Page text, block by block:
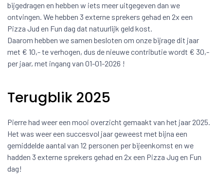
bijgedragen en hebben w iets meer uitgegeven dan we
ontvingen. We hebben 3 externe sprekers gehad en 2x een
Pizza Jud en Fun dag dat natuurlijk geld kost.
Daarom hebben we samen besloten om onze bijrage dit jaar
met € 10,- te verhogen, dus de nieuwe contributie wordt € 30,-
per jaar, met ingang van 01-01-2026 !
Terugblik 2025
Pierre had weer een mooi overzicht gemaakt van het jaar 2025.
Het was weer een succesvol jaar geweest met bijna een
gemiddelde aantal van 12 personen per bijeenkomst en we
hadden 3 externe sprekers gehad en 2x een Pizza Jug en Fun
dag!